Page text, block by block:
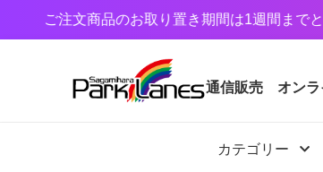
置き期間は1週間までとさせていただい
通信販売 オン
カテゴリー